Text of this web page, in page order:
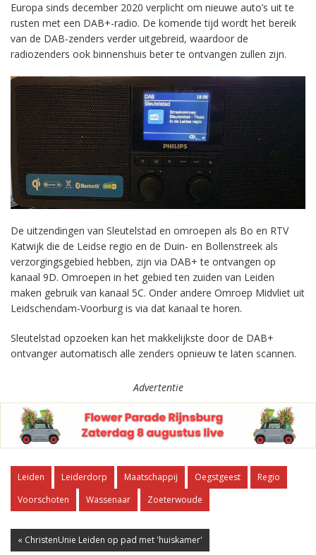
Europa sinds december 2020 verplicht om nieuwe auto’s uit te
rusten met een DAB+-radio. De komende tijd wordt het bereik
van de DAB-zenders verder uitgebreid, waardoor de
radiozenders ook binnenshuis beter te ontvangen zullen zijn.
De uitzendingen van Sleutelstad en omroepen als Bo en RTV
Katwijk die de Leidse regio en de Duin- en Bollenstreek als
verzorgingsgebied hebben, zijn via DAB+ te ontvangen op
kanaal 9D. Omroepen in het gebied ten zuiden van Leiden
maken gebruik van kanaal 5C. Onder andere Omroep Midvliet uit
Leidschendam-Voorburg is via dat kanaal te horen.
Sleutelstad opzoeken kan het makkelijkste door de DAB+
ontvanger automatisch alle zenders opnieuw te laten scannen.
Advertentie
Leiden Leiderdorp Maatschappij Oegstgeest
Regio
Voorschoten
Wassenaar Zoeterwoude
« ChristenUnie Leiden op pad met 'huiskamer'